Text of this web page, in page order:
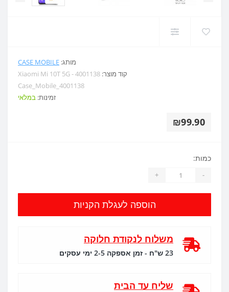
מותג: CASE MOBILE
קוד מוצר: Xiaomi Mi 10T 5G - 4001138
Case_Mobile_4001138
זמינות: במלאי
₪99.90
כמות:
-
+
הוספה לעגלת הקניות
משלוח לנקודת חלוקה
23 ש"ח - זמן אספקה 2-5 ימי עסקים
שליח עד הבית